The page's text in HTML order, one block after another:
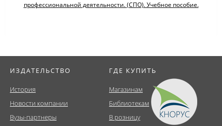
профессиональной деятельности. (СПО). Учебное пособие.
ИЗДАТЕЛЬСТВО
История
Новости компании
Вузы-партнеры
ГДЕ КУПИТЬ
Магазинам
Библиотекам
В розницу